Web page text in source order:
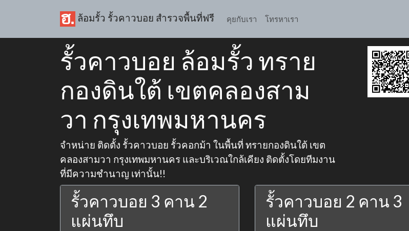
ล้อมรั้ว รั้วคาวบอย สำรวจพื้นที่ฟรี คุยกับเรา โทรหาเรา
รั้วคาวบอย ล้อมรั้ว ทราย
กองดินใต้ เขตคลองสาม
วา กรุงเทพมหานคร
จำหน่าย ติดตั้ง รั้วคาวบอย รั้วคอกม้า ในพื้นที่ ทรายกองดินใต้ เขต
คลองสามวา กรุงเทพมหานคร และบริเวณใกล้เคียง ติดตั้งโดยทีมงาน
ที่มีความชำนาญ เท่านั้น!!
รั้วคาวบอย 3 คาน 2
แผ่นทึบ
รั้วคาวบอย 2 คาน 3
แผ่นทึบ